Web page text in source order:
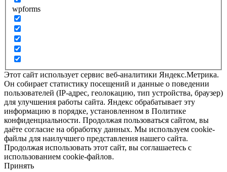
wpforms
Этот сайт использует сервис веб-аналитики Яндекс.Метрика.
Он собирает статистику посещений и данные о поведении
пользователей (IP-адрес, геолокацию, тип устройства, браузер)
для улучшения работы сайта. Яндекс обрабатывает эту
информацию в порядке, установленном в Политике
конфиденциальности. Продолжая пользоваться сайтом, вы
даёте согласие на обработку данных. Мы используем cookie-
файлы для наилучшего представления нашего сайта.
Продолжая использовать этот сайт, вы соглашаетесь с
использованием cookie-файлов.
Принять